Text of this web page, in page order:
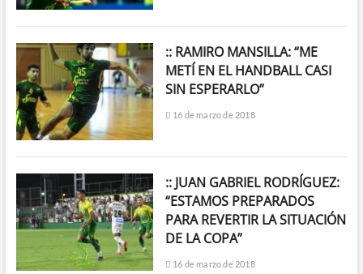
:: RAMIRO MANSILLA: “ME
METÍ EN EL HANDBALL CASI
SIN ESPERARLO”
16 de marzo de 2018
:: JUAN GABRIEL RODRÍGUEZ:
“ESTAMOS PREPARADOS
PARA REVERTIR LA SITUACIÓN
DE LA COPA”
16 de marzo de 2018